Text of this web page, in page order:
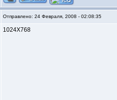
Отправлено: 24 Февраля, 2008 - 02:08:35
1024X768